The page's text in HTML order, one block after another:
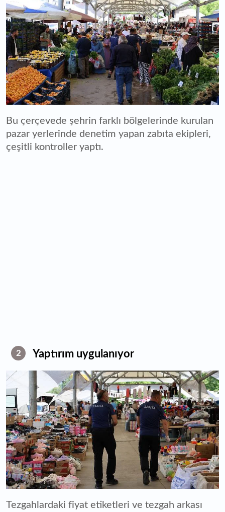
Bu çerçevede şehrin farklı bölgelerinde kurulan
pazar yerlerinde denetim yapan zabıta ekipleri,
çeşitli kontroller yaptı.
2 Yaptırım uygulanıyor
Tezgahlardaki fiyat etiketleri ve tezgah arkası